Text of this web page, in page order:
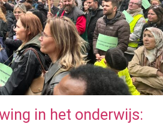
in het onderwijs: